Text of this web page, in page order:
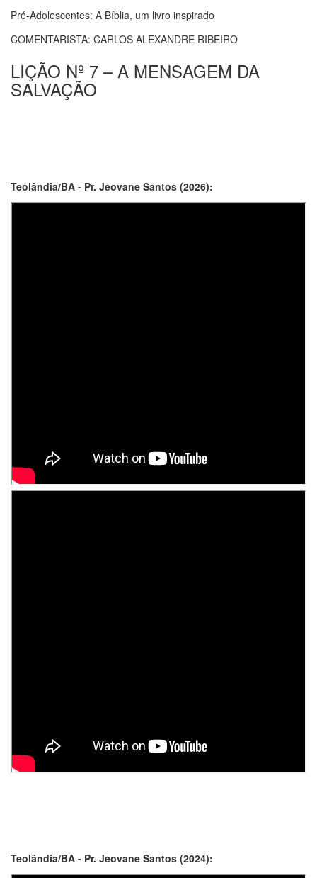
Pré-Adolescentes: A Bíblia, um livro inspirado
COMENTARISTA: CARLOS ALEXANDRE RIBEIRO
LIÇÃO Nº 7 – A MENSAGEM DA
SALVAÇÃO
Teolândia/BA - Pr. Jeovane Santos (2026):
Teolândia/BA - Pr. Jeovane Santos (2024):